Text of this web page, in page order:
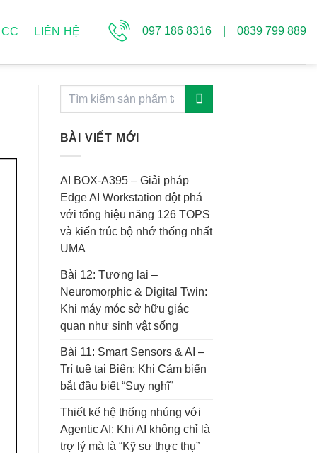
LIÊN HỆ 097 186 8316 | 0839 799 889
BÀI VIẾT MỚI
AI BOX-A395 – Giải pháp
Edge AI Workstation đột phá
với tổng hiệu năng 126 TOPS
và kiến trúc bộ nhớ thống nhất
UMA
Bài 12: Tương lai –
Neuromorphic & Digital Twin:
Khi máy móc sở hữu giác
quan như sinh vật sống
Bài 11: Smart Sensors & AI –
Trí tuệ tại Biên: Khi Cảm biến
bắt đầu biết “Suy nghĩ”
Thiết kế hệ thống nhúng với
Agentic AI: Khi AI không chỉ là
trợ lý mà là “Kỹ sư thực thụ”